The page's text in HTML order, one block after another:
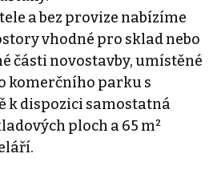
a bez provize nabízíme
vhodné pro sklad nebo
části novostavby, umístěné
komerčního parku s
k dispozici samostatná
ploch a 65 m²